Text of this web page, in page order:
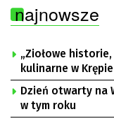
najnowsze
„Ziołowe
kulinarne w Krępie
Dzień otwarty na
w tym roku